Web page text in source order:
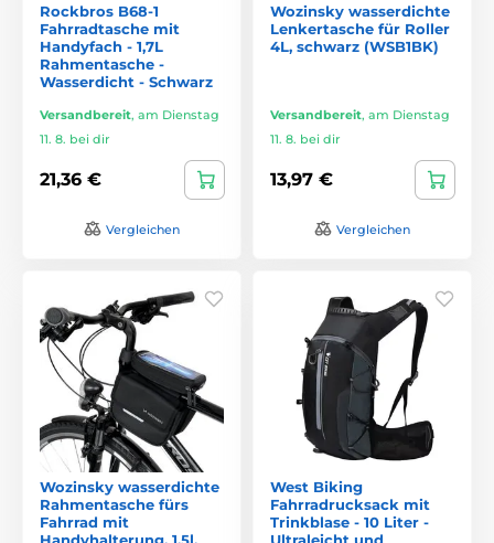
Rockbros B68-1
Fahrradtasche mit
Handyfach - 1,7L
Rahmentasche -
Wasserdicht - Schwarz
Versandbereit, am Dienstag
11. 8. bei dir
21,36 €
Vergleichen
Wozinsky wasserdichte
Lenkertasche für Roller
4L, schwarz (WSB1BK)
Versandbereit, am Dienstag
11. 8. bei dir
13,97 €
Vergleichen
Wozinsky wasserdichte
Rahmentasche fürs
Fahrrad mit
Handyhalterung, 1,5l,
West Biking
Fahrradrucksack mit
Trinkblase - 10 Liter -
Ultraleicht und